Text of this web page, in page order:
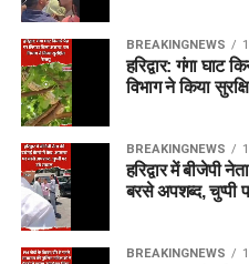
BREAKINGNEWS
हरिद्वार: गंगा घाट
विभाग ने किया
BREAKINGNEWS
हरिद्वार में बीजेपी
बरसे अपशब्द, चुप्पी
BREAKINGNEWS